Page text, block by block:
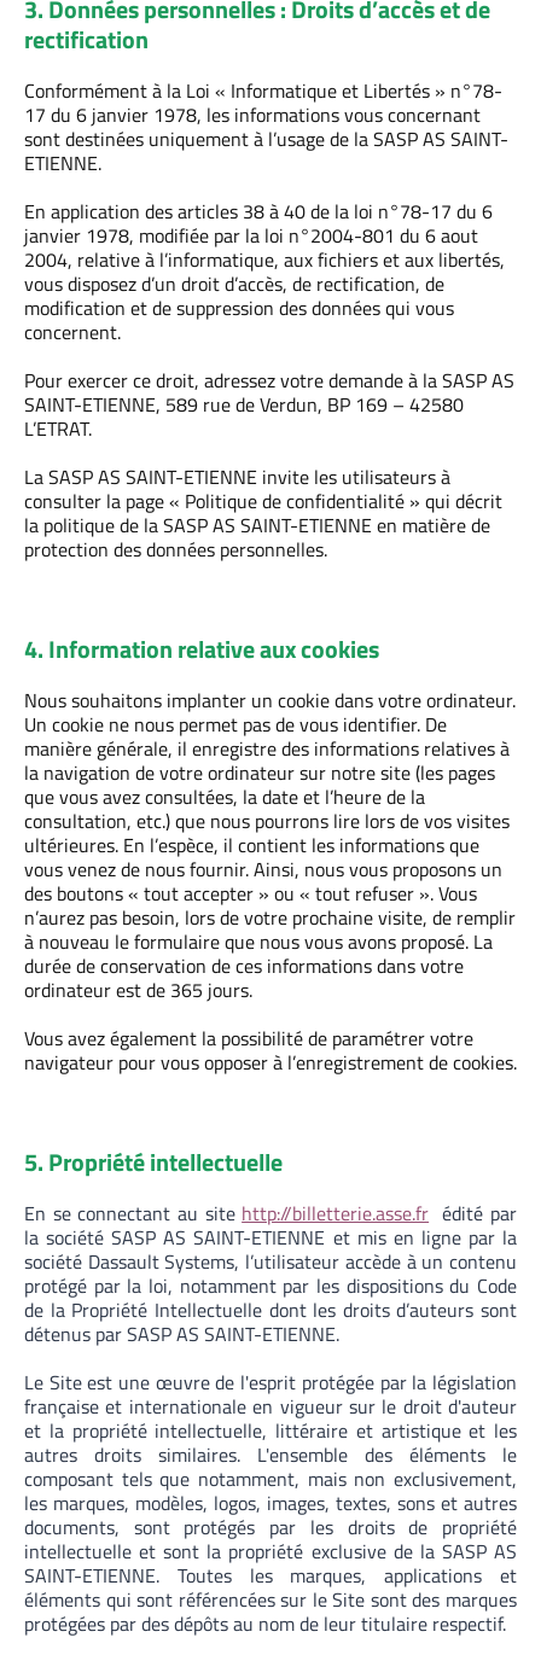
3. Données personnelles : Droits d’accès et de
rectification
Conformément à la Loi « Informatique et Libertés » n°78-
17 du 6 janvier 1978, les informations vous concernant
sont destinées uniquement à l’usage de la SASP AS SAINT-
ETIENNE.
En application des articles 38 à 40 de la loi n°78-17 du 6
janvier 1978, modifiée par la loi n°2004-801 du 6 aout
2004, relative à l’informatique, aux fichiers et aux libertés,
vous disposez d’un droit d’accès, de rectification, de
modification et de suppression des données qui vous
concernent.
Pour exercer ce droit, adressez votre demande à la SASP AS
SAINT-ETIENNE, 589 rue de Verdun, BP 169 – 42580
L’ETRAT.
La SASP AS SAINT-ETIENNE invite les utilisateurs à
consulter la page « Politique de confidentialité » qui décrit
la politique de la SASP AS SAINT-ETIENNE en matière de
protection des données personnelles.
4. Information relative aux cookies
Nous souhaitons implanter un cookie dans votre ordinateur.
Un cookie ne nous permet pas de vous identifier. De
manière générale, il enregistre des informations relatives à
la navigation de votre ordinateur sur notre site (les pages
que vous avez consultées, la date et l’heure de la
consultation, etc.) que nous pourrons lire lors de vos visites
ultérieures. En l’espèce, il contient les informations que
vous venez de nous fournir. Ainsi, nous vous proposons un
des boutons « tout accepter » ou « tout refuser ». Vous
n’aurez pas besoin, lors de votre prochaine visite, de remplir
à nouveau le formulaire que nous vous avons proposé. La
durée de conservation de ces informations dans votre
ordinateur est de 365 jours.
Vous avez également la possibilité de paramétrer votre
navigateur pour vous opposer à l’enregistrement de cookies.
5. Propriété intellectuelle
En se connectant au site http://billetterie.asse.fr édité par
la société SASP AS SAINT-ETIENNE et mis en ligne par la
société Dassault Systems, l’utilisateur accède à un contenu
protégé par la loi, notamment par les dispositions du Code
de la Propriété Intellectuelle dont les droits d’auteurs sont
détenus par SASP AS SAINT-ETIENNE.
Le Site est une œuvre de l'esprit protégée par la législation
française et internationale en vigueur sur le droit d'auteur
et la propriété intellectuelle, littéraire et artistique et les
autres droits similaires. L'ensemble des éléments le
composant tels que notamment, mais non exclusivement,
les marques, modèles, logos, images, textes, sons et autres
documents, sont protégés par les droits de propriété
intellectuelle et sont la propriété exclusive de la SASP AS
SAINT-ETIENNE. Toutes les marques, applications et
éléments qui sont référencées sur le Site sont des marques
protégées par des dépôts au nom de leur titulaire respectif.